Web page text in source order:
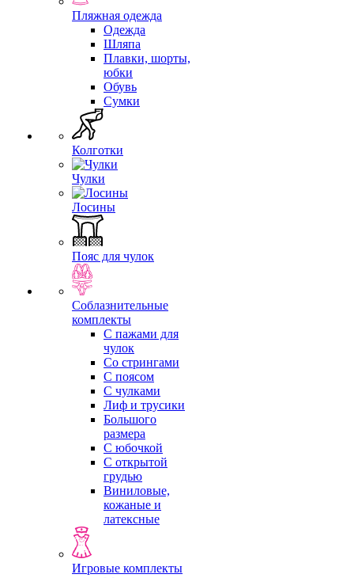
Пляжная одежда
Одежда
Шляпа
Плавки, шорты,
юбки
Обувь
Сумки
Колготки
Чулки
Лосины
Пояс для чулок
Соблазнительные
комплекты
С пажами для
чулок
Со стрингами
С поясом
С чулками
Лиф и трусики
Большого
размера
С юбочкой
С открытой
грудью
Виниловые,
кожаные и
латексные
Игровые комплекты